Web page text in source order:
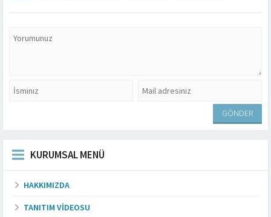
KURUMSAL MENÜ
HAKKIMIZDA
TANITIM VIDEOSU